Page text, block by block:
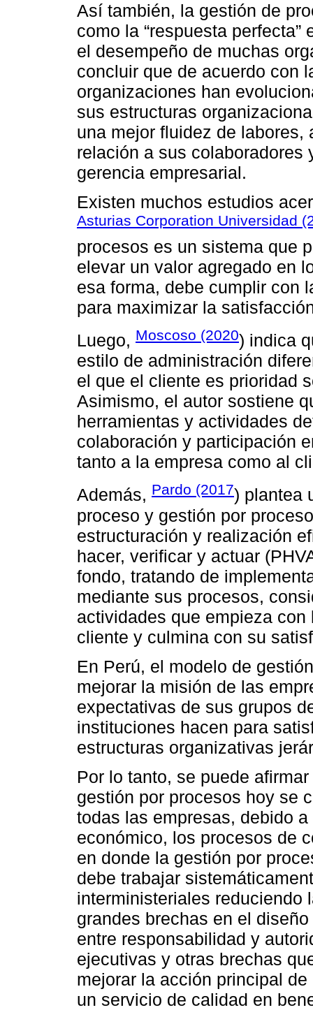
Así también, la gestión de
como la “respuesta
el desempeño de muchas
concluir que de acuerdo con
organizaciones han
sus estructuras
una mejor fluidez de
relación a sus colaboradores
gerencia empresarial.
Existen muchos estudios
Asturias Corporation Universidad
procesos es un sistema que
elevar un valor agregado en
esa forma, debe cumplir con
para maximizar la
Luego, Moscoso (2020) indica
estilo de administración
el que el cliente es prioridad
Asimismo, el autor sostiene
herramientas y actividades
colaboración y participación
tanto a la empresa como al
Además, Pardo (2017) plantea
proceso y gestión por
estructuración y realización
hacer, verificar y actuar
fondo, tratando de
mediante sus procesos,
actividades que empieza
cliente y culmina con su
En Perú, el modelo de
mejorar la misión de las
expectativas de sus grupos
instituciones hacen para
estructuras organizativas
Por lo tanto, se puede
gestión por procesos hoy se
todas las empresas, debido
económico, los procesos de
en donde la gestión por
debe trabajar
interministeriales reduciendo
grandes brechas en el
entre responsabilidad y
ejecutivas y otras brechas
mejorar la acción principal
un servicio de calidad en